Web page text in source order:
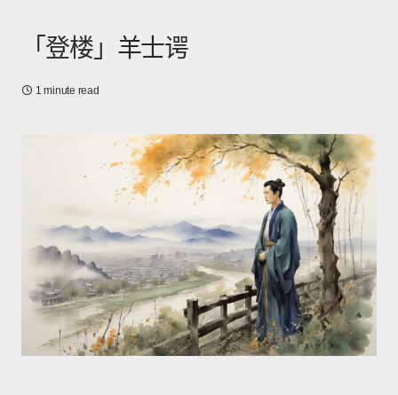
「登楼」羊士谔
1 minute read